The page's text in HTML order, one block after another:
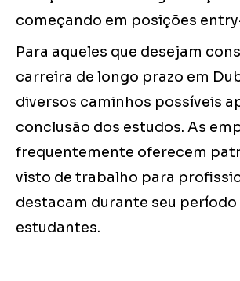
começando em posições
Para aqueles que desejam
carreira de longo prazo em
diversos caminhos possíveis
conclusão dos estudos. As
frequentemente oferecem
visto de trabalho para
destacam durante seu
estudantes.